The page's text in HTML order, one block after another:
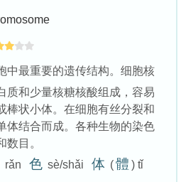
中最重要的遗传结构。细胞核
质和少量核糖核酸组成，容易
棒状小体。在细胞有丝分裂和
体结合而成。各种生物的染色
目。
rǎn 色 sè/shǎi 体 (體 ) tǐ